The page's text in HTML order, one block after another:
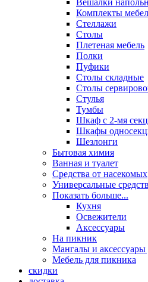
Вешалки
Комплекты
Стеллажи
Столы
Плетеная мебель
Полки
Пуфики
Столы складные
Столы
Стулья
Тумбы
Шкаф с 2-мя
Шкафы
Шезлонги
Бытовая химия
Ванная и туалет
Средства от насекомых
Универсальные
Показать больше...
Кухня
Освежители
Аксессуары
На пикник
Мангалы и
Мебель для пикника
скидки